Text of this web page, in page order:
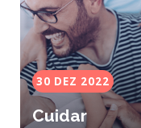
30 DEZ 2022
Cuidar